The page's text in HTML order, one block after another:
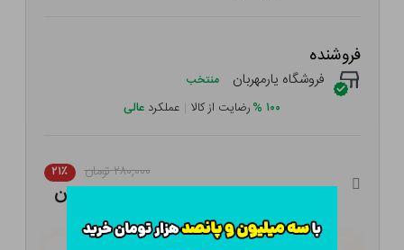
فروشنده
فروشگاه یارمهربان منتخب
۱۰۰ %رضایت از کالا | عملکرد عالی
۲۸۰,۰۰۰ تومان ۲۱٪
۲۲۱,۲۰۰ تومان